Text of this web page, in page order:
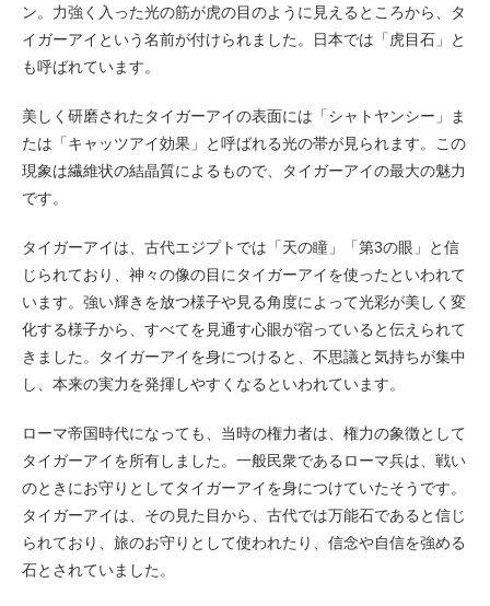
ン。力強く入った光の筋が虎の目のように見えるところから、タ
イガーアイという名前が付けられました。日本では「虎目石」と
も呼ばれています。
美しく研磨されたタイガーアイの表面には「シャトヤンシー」ま
たは「キャッツアイ効果」と呼ばれる光の帯が見られます。この
現象は繊維状の結晶質によるもので、タイガーアイの最大の魅力
です。
タイガーアイは、古代エジプトでは「天の瞳」「第3の眼」と信
じられており、神々の像の目にタイガーアイを使ったといわれて
います。強い輝きを放つ様子や見る角度によって光彩が美しく変
化する様子から、すべてを見通す心眼が宿っていると伝えられて
きました。タイガーアイを身につけると、不思議と気持ちが集中
し、本来の実力を発揮しやすくなるといわれています。
ローマ帝国時代になっても、当時の権力者は、権力の象徴として
タイガーアイを所有しました。一般民衆であるローマ兵は、戦い
のときにお守りとしてタイガーアイを身につけていたそうです。
タイガーアイは、その見た目から、古代では万能石であると信じ
られており、旅のお守りとして使われたり、信念や自信を強める
石とされていました。